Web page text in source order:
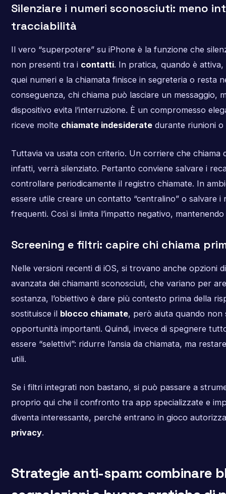
Silenziare i numeri sconosciuti: meno
tracciabilità
Il vero “superpotere” su iPhone è la funzione che
non presenti tra i contatti. In pratica, quando è
quei numeri e la chiamata finisce in segreteria o resta
conseguenza, chi chiama può lasciare un messaggio,
dispositivo evita l’interruzione. È un compromesso
riceve molte chiamate indesideratedurante riunioni o
Tuttavia va usata con criterio. Un corriere che chiama
infatti, verrà silenziato. Pertanto conviene salvare i
controllare periodicamente il registro chiamate. In
essere utile creare un contatto “centralino” o salvare
frequenti. Così si limita l’impatto negativo,
Screening e filtri: capire chi chiama
Nelle versioni recenti di iOS, si trovano anche opzioni
avanzata dei chiamanti sconosciuti, che variano per
sostanza, l’obiettivo è dare più contesto prima della
sostituisce il blocco chiamate, però aiuta quando non
opportunità importanti. Quindi, invece di spegnere
essere “selettivi”: ridurre l’ansia da chiamata, ma
utili.
Se i filtri integrati non bastano, si può passare a
proprio qui che il confronto tra app specializzate e
diventa interessante, perché entrano in gioco
privacy.
Strategie anti-spam: combinare